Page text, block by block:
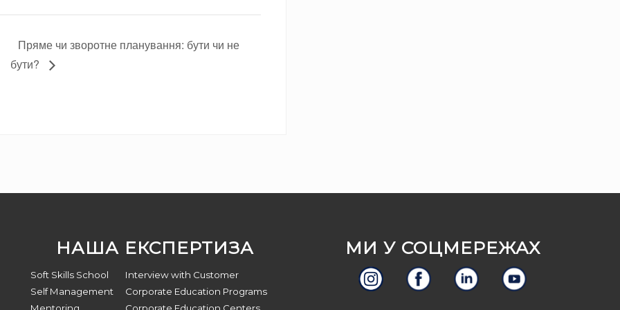
Пряме чи зворотне планування: бути чи не
бути?
НАША ЕКСПЕРТИЗА
Soft Skills School
Interview with Customer
Self Management
Corporate Education Programs
МИ У СОЦМЕРЕЖАХ